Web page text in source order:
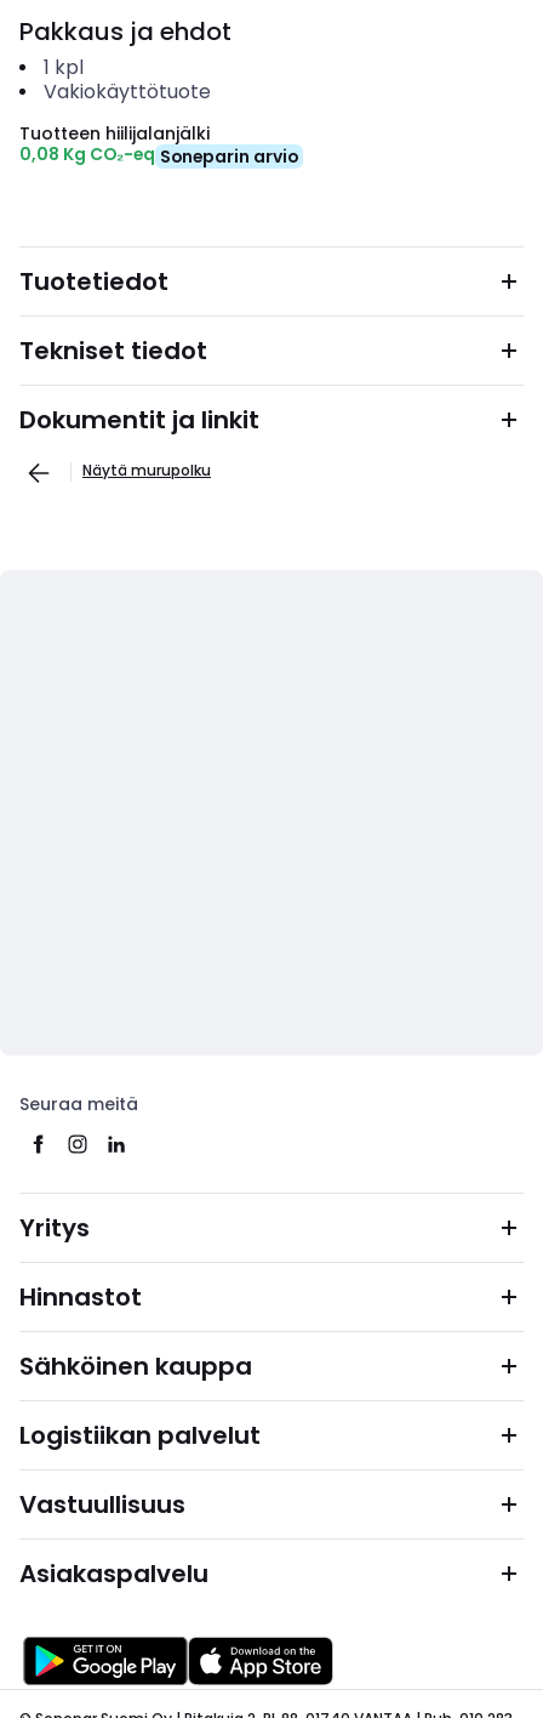
Pakkaus ja ehdot
1 kpl
Vakiokäyttötuote
Tuotteen hiilijalanjälki
0,08 Kg CO₂-eq Soneparin arvio
Tuotetiedot
Tekniset tiedot
Dokumentit ja linkit
Näytä murupolku
Seuraa meitä
Yritys
Hinnastot
Sähköinen kauppa
Logistiikan palvelut
Vastuullisuus
Asiakaspalvelu